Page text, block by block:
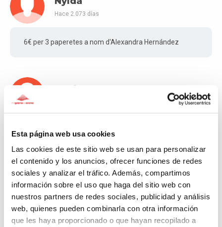
Esta página web usa cookies
Las cookies de este sitio web se usan para personalizar
el contenido y los anuncios, ofrecer funciones de redes
sociales y analizar el tráfico. Además, compartimos
información sobre el uso que haga del sitio web con
nuestros partners de redes sociales, publicidad y análisis
web, quienes pueden combinarla con otra información
que les haya proporcionado o que hayan recopilado a
Hace 2.073 días
6€ per 3 paperetes a nom d'Alexandra Hernández
Nylda
5€ per la gimcana i 20€ per la rifa
Esmeralda
Mi donación es para 5 números de la rifa